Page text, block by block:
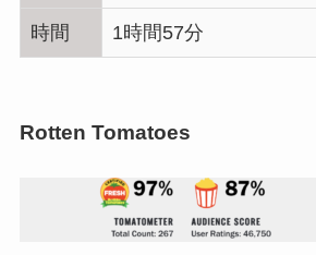
時間 1時間57分
Rotten Tomatoes